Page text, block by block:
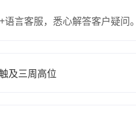
言客服，悉心解答客户疑问。
及三周高位